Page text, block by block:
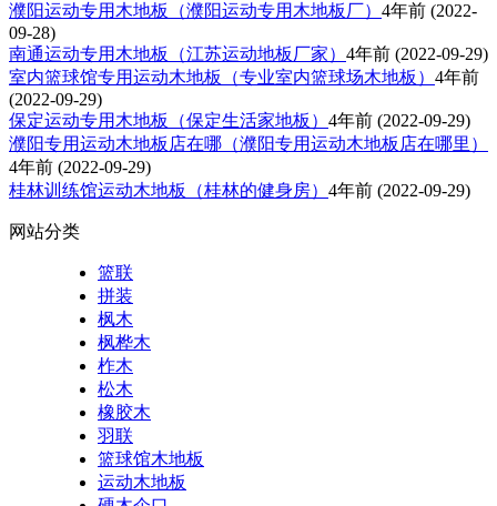
濮阳运动专用木地板（濮阳运动专用木地板厂） 4年前 (2022-
09-28)
南通运动专用木地板（江苏运动地板厂家） 4年前 (2022-09-29)
室内篮球馆专用运动木地板（专业室内篮球场木地板） 4年前
(2022-09-29)
保定运动专用木地板（保定生活家地板） 4年前 (2022-09-29)
濮阳专用运动木地板店在哪（濮阳专用运动木地板店在哪里）
4年前 (2022-09-29)
桂林训练馆运动木地板（桂林的健身房） 4年前 (2022-09-29)
网站分类
篮联
拼装
枫木
枫桦木
柞木
松木
橡胶木
羽联
篮球馆木地板
运动木地板